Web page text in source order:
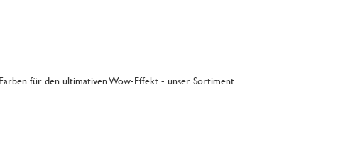
für den ultimativen Wow-Effekt - unser Sortiment